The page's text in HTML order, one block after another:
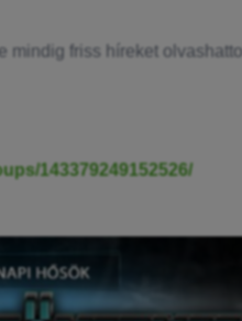
friss híreket
143379249152526/